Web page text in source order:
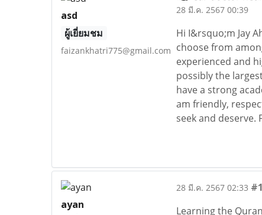
asd
ผู้เยี่ยมชม
faizankhatri775@gmail.com
28 มี.ค. 2567 00:39
Hi I&rsquo;m Jay
choose from
experienced and
possibly the
have a strong
am friendly,
seek and deserve.
ayan
28 มี.ค. 2567 02:33 #1
Learning the